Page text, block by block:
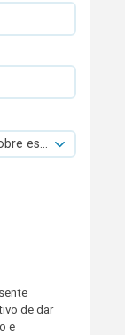
esta viatura.
de dar
e